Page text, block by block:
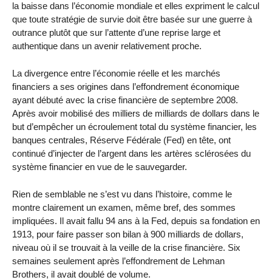
la baisse dans l’économie mondiale et elles expriment le calcul
que toute stratégie de survie doit être basée sur une guerre à
outrance plutôt que sur l’attente d’une reprise large et
authentique dans un avenir relativement proche.
La divergence entre l’économie réelle et les marchés
financiers a ses origines dans l’effondrement économique
ayant débuté avec la crise financière de septembre 2008.
Après avoir mobilisé des milliers de milliards de dollars dans le
but d’empêcher un écroulement total du système financier, les
banques centrales, Réserve Fédérale (Fed) en tête, ont
continué d’injecter de l’argent dans les artères sclérosées du
système financier en vue de le sauvegarder.
Rien de semblable ne s’est vu dans l’histoire, comme le
montre clairement un examen, même bref, des sommes
impliquées. Il avait fallu 94 ans à la Fed, depuis sa fondation en
1913, pour faire passer son bilan à 900 milliards de dollars,
niveau où il se trouvait à la veille de la crise financière. Six
semaines seulement après l’effondrement de Lehman
Brothers, il avait doublé de volume.